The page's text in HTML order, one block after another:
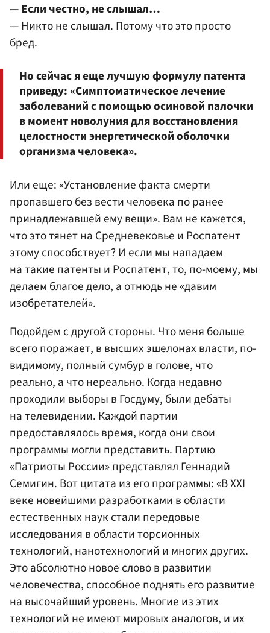
— Если честно, не слышал…
— Никто не слышал. Потому что это просто
бред.
Но сейчас я еще лучшую формулу патента
приведу: «Симптоматическое лечение
заболеваний с помощью осиновой палочки
в момент новолуния для восстановления
целостности энергетической оболочки
организма человека».
Или еще: «Установление факта смерти
пропавшего без вести человека по ранее
принадлежавшей ему вещи». Вам не кажется,
что это тянет на Средневековье и Роспатент
этому способствует? И если мы нападаем
на такие патенты и Роспатент, то, по-моему, мы
делаем благое дело, а отнюдь не «давим
изобретателей».
Подойдем с другой стороны. Что меня больше
всего поражает, в высших эшелонах власти, по-
видимому, полный сумбур в голове, что
реально, а что нереально. Когда недавно
проходили выборы в Госдуму, были дебаты
на телевидении. Каждой партии
предоставлялось время, когда они свои
программы могли представить. Партию
«Патриоты России» представлял Геннадий
Семигин. Вот цитата из его программы: «В XXI
веке новейшими разработками в области
естественных наук стали передовые
исследования в области торсионных
технологий, нанотехнологий и многих других.
Это абсолютно новое слово в развитии
человечества, способное поднять его развитие
на высочайший уровень. Многие из этих
технологий не имеют мировых аналогов, и их